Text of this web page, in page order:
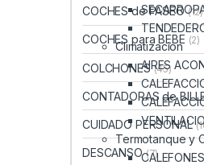
Climatizacion
AIRES
Termotanque y
COCHES de PASEO(12)
COCHES para BEBE (2)
COLCHONES(45)
CONTADORAS de
CUIDADO PERSONAL
DESCANSO(7)